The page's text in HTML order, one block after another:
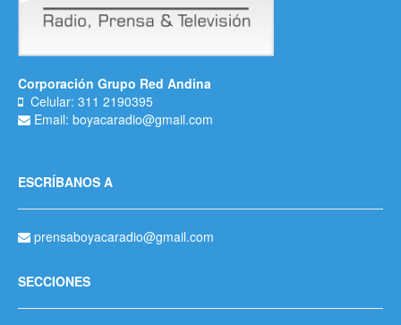
Corporación Grupo Red Andina
Celular: 311 2190395
Email: boyacaradio@gmail.com
ESCRÍBANOS A
prensaboyacaradio@gmail.com
SECCIONES